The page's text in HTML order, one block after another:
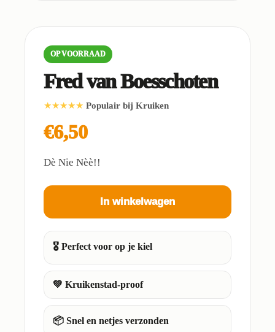
OP VOORRAAD
Fred van Boesschoten
★★★★★ Populair bij Kruiken
€6,50
Dè Nie Nèè!!
In winkelwagen
🎖️ Perfect voor op je kiel
💚 Kruikenstad-proof
📦 Snel en netjes verzonden